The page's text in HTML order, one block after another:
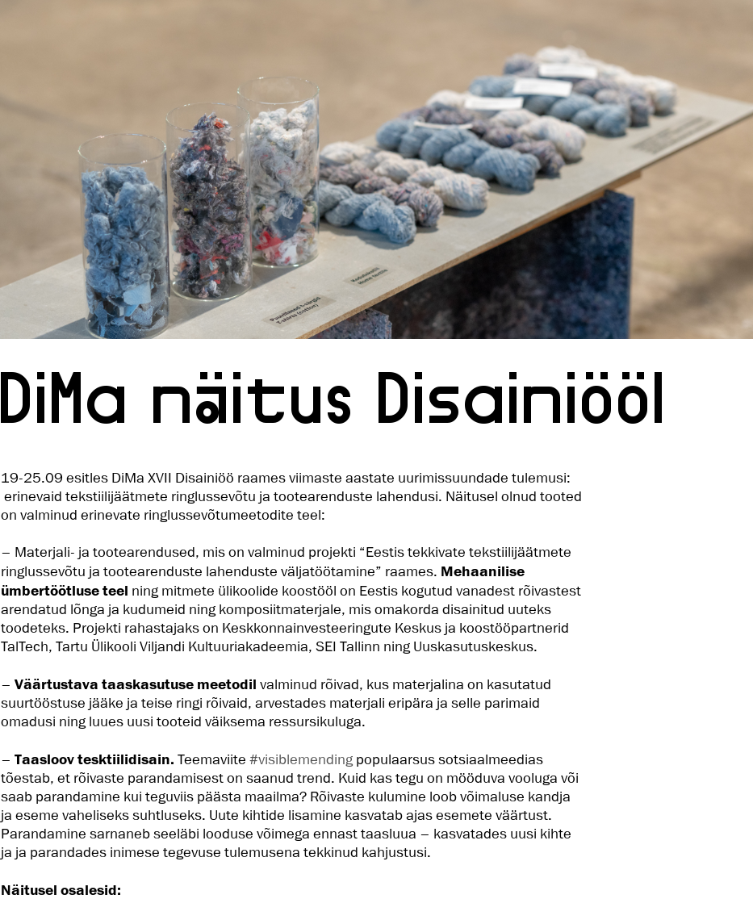
DiMa näitus Disainiööl
19-25.09 esitles DiMa XVII Disainiöö raames viimaste aastate uurimissuundade tulemusi:
erinevaid tekstiilijäätmete ringlussevõtu ja tootearenduste lahendusi. Näitusel olnud tooted
on valminud erinevate ringlussevõtumeetodite teel:
– Materjali- ja tootearendused, mis on valminud projekti “Eestis tekkivate tekstiilijäätmete
ringlussevõtu ja tootearenduste lahenduste väljatöötamine” raames. Mehaanilise
ümbertöötluse teel ning mitmete ülikoolide koostööl on Eestis kogutud vanadest rõivastest
arendatud lõnga ja kudumeid ning komposiitmaterjale, mis omakorda disainitud uuteks
toodeteks. Projekti rahastajaks on Keskkonnainvesteeringute Keskus ja koostööpartnerid
TalTech, Tartu Ülikooli Viljandi Kultuuriakadeemia, SEI Tallinn ning Uuskasutuskeskus.
– Väärtustava taaskasutuse meetodil valminud rõivad, kus materjalina on kasutatud
suurtööstuse jääke ja teise ringi rõivaid, arvestades materjali eripära ja selle parimaid
omadusi ning luues uusi tooteid väiksema ressursikuluga.
– Taasloov tesktiilidisain. Teemaviite #visiblemending populaarsus sotsiaalmeedias
tõestab, et rõivaste parandamisest on saanud trend. Kuid kas tegu on mööduva vooluga või
saab parandamine kui teguviis päästa maailma? Rõivaste kulumine loob võimaluse kandja
ja eseme vaheliseks suhtluseks. Uute kihtide lisamine kasvatab ajas esemete väärtust.
Parandamine sarnaneb seeläbi looduse võimega ennast taasluua – kasvatades uusi kihte
ja ja parandades inimese tegevuse tulemusena tekkinud kahjustusi.
Näitusel osalesid: